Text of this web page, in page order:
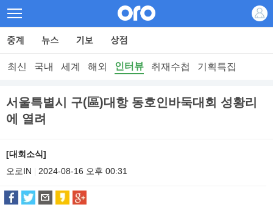
최신 국내 세계 해외 인터뷰 취재수첩 기획특집
서울특별시 구(區)대항 동호인바둑대회 성황리
에 열려
[대회소식]
오로IN
2024-08-16 오후 00:31